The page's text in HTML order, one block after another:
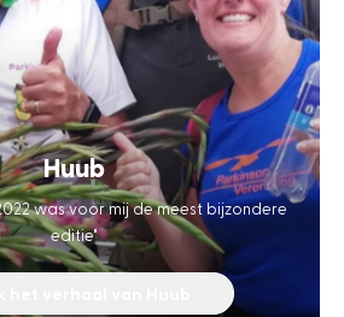
Huub
was voor mij de meest bijzondere
editie"